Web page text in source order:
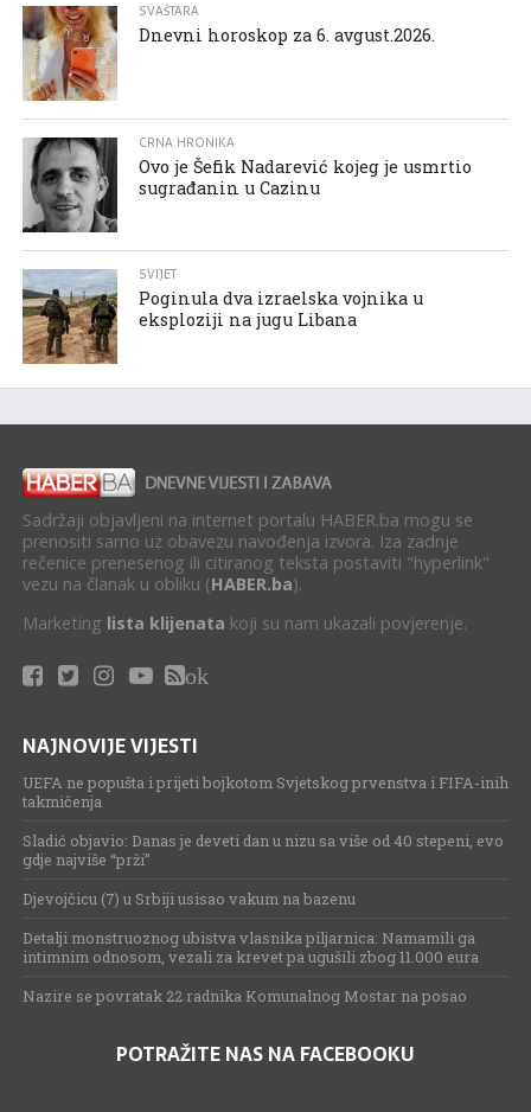
SVAŠTARA
Dnevni horoskop za 6. avgust.2026.
CRNA HRONIKA
Ovo je Šefik Nadarević kojeg je usmrtio
sugrađanin u Cazinu
SVIJET
Poginula dva izraelska vojnika u
eksploziji na jugu Libana
Sadržaji objavljeni na internet portalu HABER.ba mogu se
prenositi samo uz obavezu navođenja izvora. Iza zadnje
rečenice prenesenog ili citiranog teksta postaviti "hyperlink"
vezu na članak u obliku (HABER.ba).
Marketing lista klijenata koji su nam ukazali povjerenje.
ok
NAJNOVIJE VIJESTI
UEFA ne popušta i prijeti bojkotom Svjetskog prvenstva i FIFA-inih
takmičenja
Sladić objavio: Danas je deveti dan u nizu sa više od 40 stepeni, evo
gdje najviše “prži”
Djevojčicu (7) u Srbiji usisao vakum na bazenu
Detalji monstruoznog ubistva vlasnika piljarnica: Namamili ga
intimnim odnosom, vezali za krevet pa ugušili zbog 11.000 eura
Nazire se povratak 22 radnika Komunalnog Mostar na posao
POTRAŽITE NAS NA FACEBOOKU